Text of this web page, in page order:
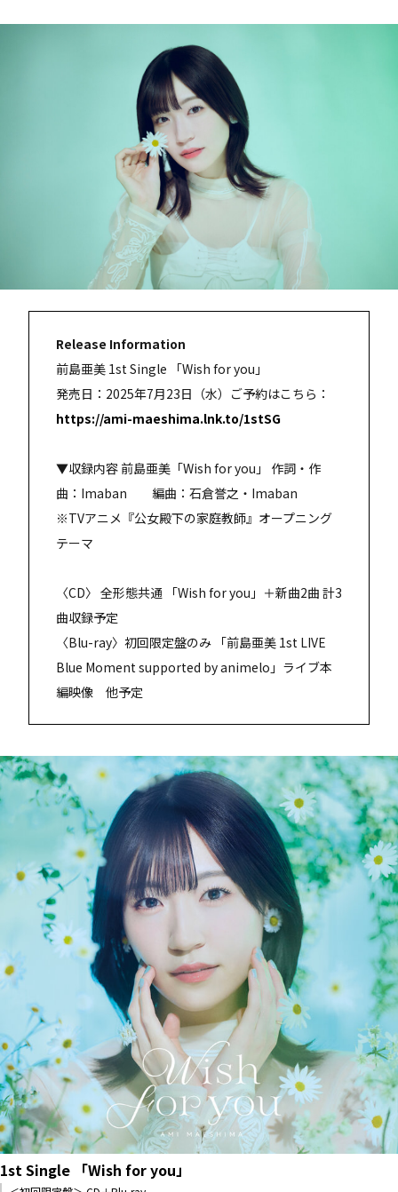
Release Information
前島亜美 1st Single 「Wish for you」
発売日：2025年7月23日（水）ご予約はこちら：
https://ami-maeshima.lnk.to/1stSG
▼収録内容 前島亜美「Wish for you」 作詞・作
曲：Imaban 編曲：石倉誉之・Imaban
※TVアニメ『公女殿下の家庭教師』オープニング
テーマ
〈CD〉 全形態共通 「Wish for you」＋新曲2曲 計3
曲収録予定
〈Blu-ray〉初回限定盤のみ 「前島亜美 1st LIVE
Blue Moment supported by animelo」ライブ本
編映像 他予定
1st Single 「Wish for you」